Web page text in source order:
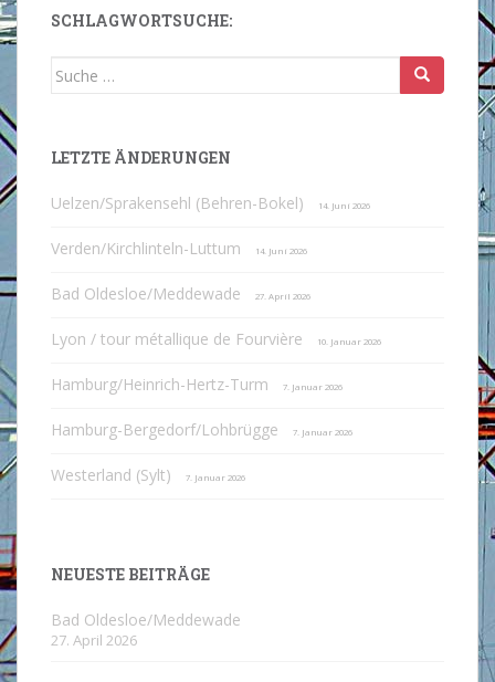
SCHLAGWORTSUCHE:
Suche
LETZTE ÄNDERUNGEN
Uelzen/Sprakensehl (Behren-Bokel) 14. Juni 2026
Verden/Kirchlinteln-Luttum 14. Juni 2026
Bad Oldesloe/Meddewade 27. April 2026
Lyon / tour métallique de Fourvière 10. Januar 2026
Hamburg/Heinrich-Hertz-Turm 7. Januar 2026
Hamburg-Bergedorf/Lohbrügge 7. Januar 2026
Westerland (Sylt) 7. Januar 2026
NEUESTE BEITRÄGE
Bad Oldesloe/Meddewade
27. April 2026